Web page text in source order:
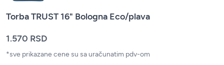
Torba TRUST 16" Bologna Eco/plava
1.570 RSD
*sve prikazane cene su sa uračunatim pdv-om